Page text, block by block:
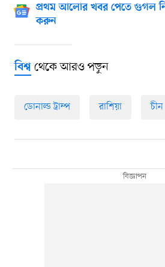
প্রথম আলোর খবর পেতে গুগল
করুন
বিশ্বথেকে আরও পড়ুন
ডোনাল্ড ট্রাম্প রাশিয়া চীন